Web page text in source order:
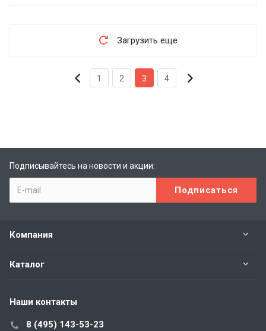
Загрузить еще
1 2 3 4
Подписывайтесь на новости и акции:
Компания
Каталог
Наши контакты
8 (495) 143-53-23